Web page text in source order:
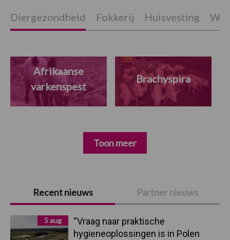
Primaire
Sidebar
Recent nieuws Partner nieuws
5 aug
“Vraag naar praktische
hygieneoplossingen is in Polen
Diergezondheid Fokkerij Huisvesting
Afrikaanse
varkenspest
Brachyspira
Toon meer